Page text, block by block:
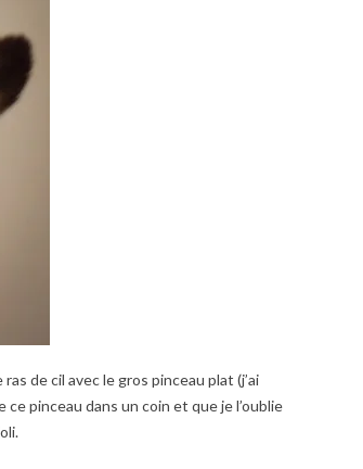
de cil avec le gros pinceau plat (j’ai
pinceau dans un coin et que je l’oublie